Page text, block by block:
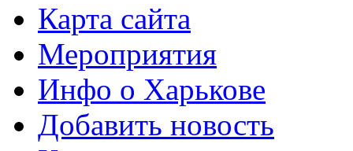
Карта сайта
Мероприятия
Инфо о Харькове
Добавить новость